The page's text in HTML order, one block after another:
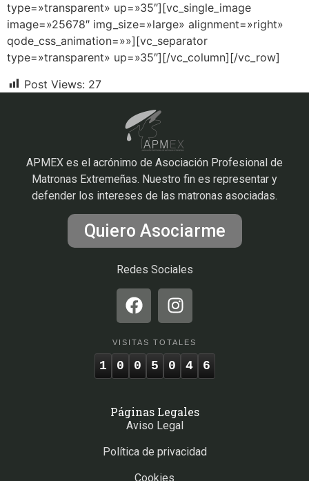
type=»transparent» up=»35″][vc_single_image
image=»25678″ img_size=»large» alignment=»right»
qode_css_animation=»»][vc_separator
type=»transparent» up=»35″][/vc_column][/vc_row]
Post Views: 27
APMEX es el acrónimo de Asociación Profesional de
Matronas Extremeñas. Nuestro fin es representar y
defender los intereses de las matronas asociadas.
Quiero Asociarme
Redes Sociales
VISITAS TOTALES
1 0 0 5 0 4 6
Páginas Legales
Aviso Legal
Política de privacidad
Cookies